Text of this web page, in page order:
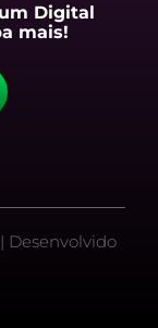
Digital
mais!